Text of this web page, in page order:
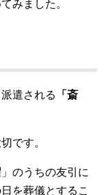
みました。
遣される
「斎
です。
のうちの友引に
を葬儀とするこ